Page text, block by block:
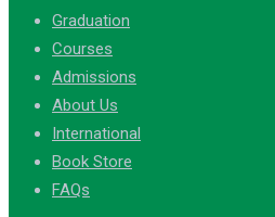
Graduation
Courses
Admissions
About Us
International
Book Store
FAQs